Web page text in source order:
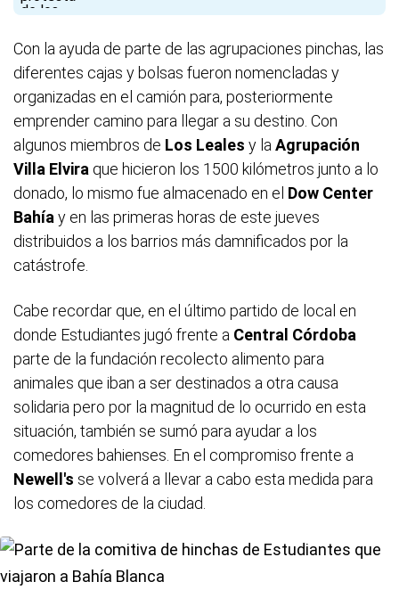
Con la ayuda de parte de las agrupaciones pinchas, las
diferentes cajas y bolsas fueron nomencladas y
organizadas en el camión para, posteriormente
emprender camino para llegar a su destino. Con
algunos miembros de Los Leales y la Agrupación
Villa Elvira que hicieron los 1500 kilómetros junto a lo
donado, lo mismo fue almacenado en el Dow Center
Bahía y en las primeras horas de este jueves
distribuidos a los barrios más damnificados por la
catástrofe.
Cabe recordar que, en el último partido de local en
donde Estudiantes jugó frente a Central Córdoba
parte de la fundación recolecto alimento para
animales que iban a ser destinados a otra causa
solidaria pero por la magnitud de lo ocurrido en esta
situación, también se sumó para ayudar a los
comedores bahienses. En el compromiso frente a
Newell's se volverá a llevar a cabo esta medida para
los comedores de la ciudad.